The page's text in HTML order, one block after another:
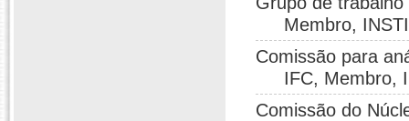
Membro,
Comissão para
IFC, Membro,
Comissão do